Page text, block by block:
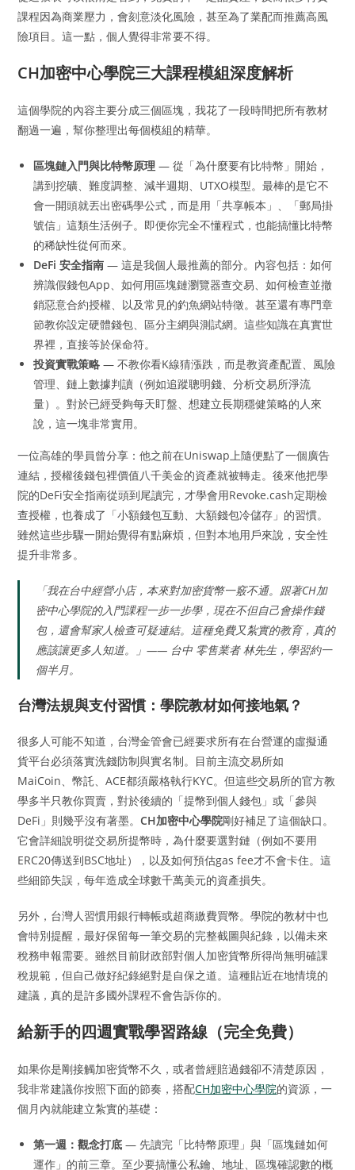
課程因為商業壓力，會刻意淡化風險，甚至為了業配而推薦高風
險項目。這一點，個人覺得非常要不得。
CH加密中心學院三大課程模組深度解析
這個學院的內容主要分成三個區塊，我花了一段時間把所有教材
翻過一遍，幫你整理出每個模組的精華。
區塊鏈入門與比特幣原理 — 從「為什麼要有比特幣」開始，
講到挖礦、難度調整、減半週期、UTXO模型。最棒的是它不
會一開頭就丟出密碼學公式，而是用「共享帳本」、「郵局掛
號信」這類生活例子。即便你完全不懂程式，也能搞懂比特幣
的稀缺性從何而來。
DeFi 安全指南 — 這是我個人最推薦的部分。內容包括：如何
辨識假錢包App、如何用區塊鏈瀏覽器查交易、如何檢查並撤
銷惡意合約授權、以及常見的釣魚網站特徵。甚至還有專門章
節教你設定硬體錢包、區分主網與測試網。這些知識在真實世
界裡，直接等於保命符。
投資實戰策略 — 不教你看K線猜漲跌，而是教資產配置、風險
管理、鏈上數據判讀（例如追蹤聰明錢、分析交易所淨流
量）。對於已經受夠每天盯盤、想建立長期穩健策略的人來
說，這一塊非常實用。
一位高雄的學員曾分享：他之前在Uniswap上隨便點了一個廣告
連結，授權後錢包裡價值八千美金的資產就被轉走。後來他把學
院的DeFi安全指南從頭到尾讀完，才學會用Revoke.cash定期檢
查授權，也養成了「小額錢包互動、大額錢包冷儲存」的習慣。
雖然這些步驟一開始覺得有點麻煩，但對本地用戶來說，安全性
提升非常多。
「我在台中經營小店，本來對加密貨幣一竅不通。跟著CH加
密中心學院的入門課程一步一步學，現在不但自己會操作錢
包，還會幫家人檢查可疑連結。這種免費又紮實的教育，真的
應該讓更多人知道。」—— 台中 零售業者 林先生，學習約一
個半月。
台灣法規與支付習慣：學院教材如何接地氣？
很多人可能不知道，台灣金管會已經要求所有在台營運的虛擬通
貨平台必須落實洗錢防制與實名制。目前主流交易所如
MaiCoin、幣託、ACE都須嚴格執行KYC。但這些交易所的官方教
學多半只教你買賣，對於後續的「提幣到個人錢包」或「參與
DeFi」則幾乎沒有著墨。CH加密中心學院剛好補足了這個缺口。
它會詳細說明從交易所提幣時，為什麼要選對鏈（例如不要用
ERC20傳送到BSC地址），以及如何預估gas fee才不會卡住。這
些細節失誤，每年造成全球數千萬美元的資產損失。
另外，台灣人習慣用銀行轉帳或超商繳費買幣。學院的教材中也
會特別提醒，最好保留每一筆交易的完整截圖與紀錄，以備未來
稅務申報需要。雖然目前財政部對個人加密貨幣所得尚無明確課
稅規範，但自己做好紀錄絕對是自保之道。這種貼近在地情境的
建議，真的是許多國外課程不會告訴你的。
給新手的四週實戰學習路線（完全免費）
如果你是剛接觸加密貨幣不久，或者曾經賠過錢卻不清楚原因，
我非常建議你按照下面的節奏，搭配CH加密中心學院的資源，一
個月內就能建立紮實的基礎：
第一週：觀念打底 — 先讀完「比特幣原理」與「區塊鏈如何
運作」的前三章。至少要搞懂公私鑰、地址、區塊確認數的概